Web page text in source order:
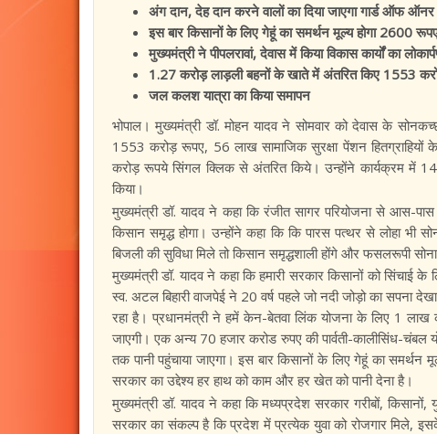
अंग दान, देह दान करने वालों का दिया जाएगा गार्ड ऑफ ऑनर
इस बार किसानों के लिए गेहूं का समर्थन मूल्य होगा 2600
मुख्यमंत्री ने पीपलरावां, देवास में किया विकास कार्यों का
1.27 करोड़ लाड़ली बहनों के खाते में अंतरित किए 1553
जल कलश यात्रा का किया समापन
भोपाल। मुख्यमंत्री डॉ. मोहन यादव ने सोमवार को देवास के
1553 करोड़ रूपए, 56 लाख सामाजिक सुरक्षा पेंशन
करोड़ रूपये सिंगल क्लिक से अंतरित किये। उन्होंने कार्यक्रम में
किया।
मुख्यमंत्री डॉ. यादव ने कहा कि रंजीत सागर परियोजना से आस-पास
किसान समृद्ध होगा। उन्होंने कहा कि कि पारस पत्थर से लोहा भी
बिजली की सुविधा मिले तो किसान समृद्धशाली होंगे और फसलरूपी
मुख्यमंत्री डॉ. यादव ने कहा कि हमारी सरकार किसानों को सिंचाई के
स्व. अटल बिहारी वाजपेई ने 20 वर्ष पहले जो नदी जोड़ो का सपना
रहा है। प्रधानमंत्री ने हमें केन-बेतवा लिंक योजना के लिए 1
जाएगी। एक अन्य 70 हजार करोड रुपए की पार्वती-कालीसिंध-
तक पानी पहुंचाया जाएगा। इस बार किसानों के लिए गेहूं का
सरकार का उद्देश्य हर हाथ को काम और हर खेत को पानी देना है।
मुख्यमंत्री डॉ. यादव ने कहा कि मध्यप्रदेश सरकार गरीबों,
सरकार का संकल्प है कि प्रदेश में प्रत्येक युवा को रोजगार मिले,